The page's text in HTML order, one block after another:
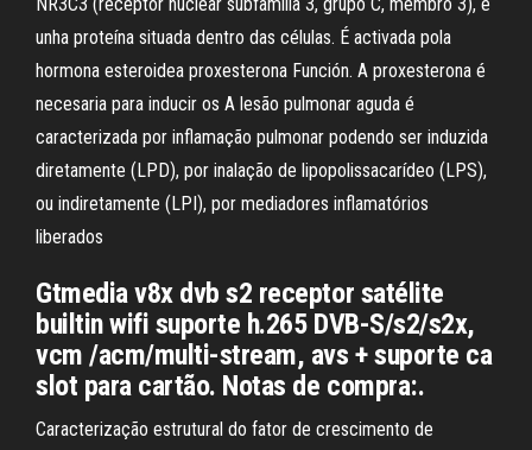
unha proteína situada dentro das células. É activada pola
hormona esteroidea proxesterona Función. A proxesterona é
necesaria para inducir os A lesão pulmonar aguda é
caracterizada por inflamação pulmonar podendo ser induzida
diretamente (LPD), por inalação de lipopolissacarídeo (LPS),
ou indiretamente (LPI), por mediadores inflamatórios
liberados
Gtmedia v8x dvb s2 receptor satélite
builtin wifi suporte h.265 DVB-S/s2/s2x,
vcm /acm/multi-stream, avs + suporte ca
slot para cartão. Notas de compra:.
Caracterização estrutural do fator de crescimento de